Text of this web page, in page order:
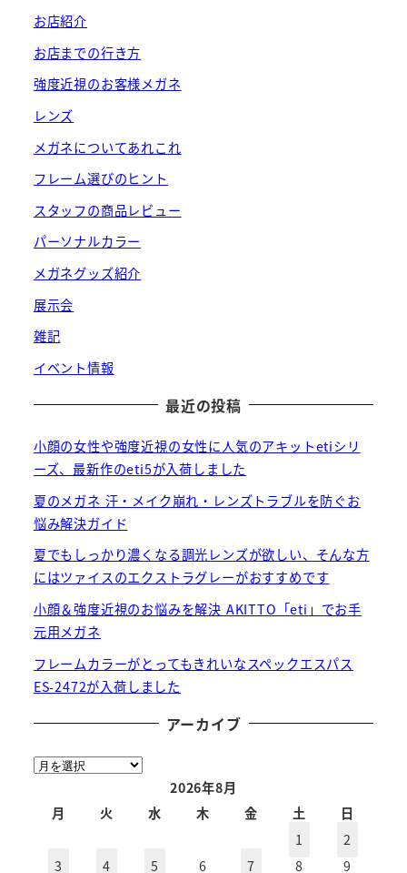
お店紹介
お店までの行き方
強度近視のお客様メガネ
レンズ
メガネについてあれこれ
フレーム選びのヒント
スタッフの商品レビュー
パーソナルカラー
メガネグッズ紹介
展示会
雑記
イベント情報
最近の投稿
小顔の女性や強度近視の女性に人気のアキットetiシリ
ーズ、最新作のeti5が入荷しました
夏のメガネ 汗・メイク崩れ・レンズトラブルを防ぐお
悩み解決ガイド
夏でもしっかり濃くなる調光レンズが欲しい、そんな方
にはツァイスのエクストラグレーがおすすめです
小顔＆強度近視のお悩みを解決 AKITTO「eti」でお手
元用メガネ
フレームカラーがとってもきれいなスペックエスパス
ES-2472が入荷しました
アーカイブ
ア
2026年8月
月
火 水 木 金 土
日
1
2
3
4 5 6 7 8 9